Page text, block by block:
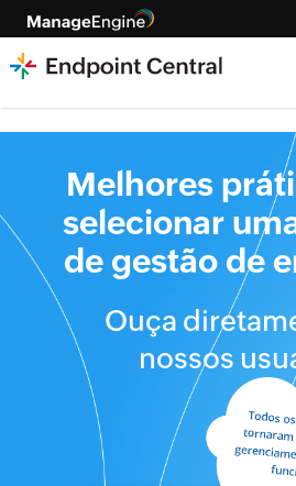
Melhores
selecionar
de gestão de
Ouça
nossos